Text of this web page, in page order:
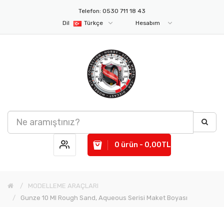
Telefon: 0530 711 18 43
Dil
Türkçe Hesabım
0 ürün - 0,00TL
MODELLEME ARAÇLARI
Gunze 10 Ml Rough Sand, Aqueous Serisi Maket Boyası